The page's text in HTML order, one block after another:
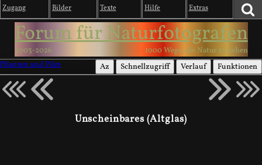
Zugang Bilder Texte Hilfe Extras
Forum für Naturfotografen
2003-2026
1000 Wege, die Natur zu sehen
Pflanzen und Pilze
Az Schnellzugriff Verlauf Funktionen
Unscheinbares (Altglas)